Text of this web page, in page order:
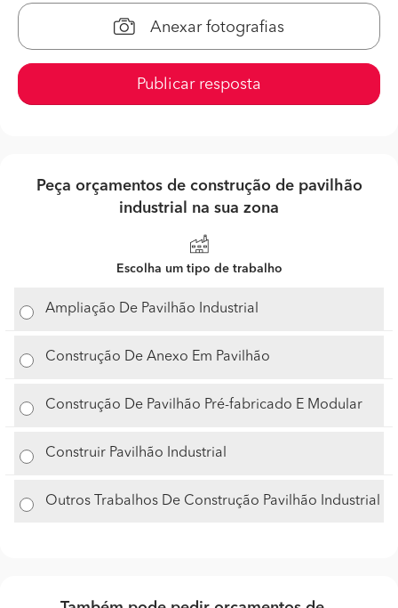
Anexar fotografias
Publicar resposta
Peça orçamentos de construção de pavilhão
industrial na sua zona
Escolha um tipo de trabalho
Ampliação De Pavilhão Industrial
Construção De Anexo Em Pavilhão
Construção De Pavilhão Pré-fabricado E Modular
Construir Pavilhão Industrial
Outros Trabalhos De Construção Pavilhão Industrial